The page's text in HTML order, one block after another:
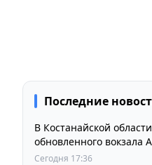
Последние
В Костанайской
обновленного вокзала
Сегодня 17:36